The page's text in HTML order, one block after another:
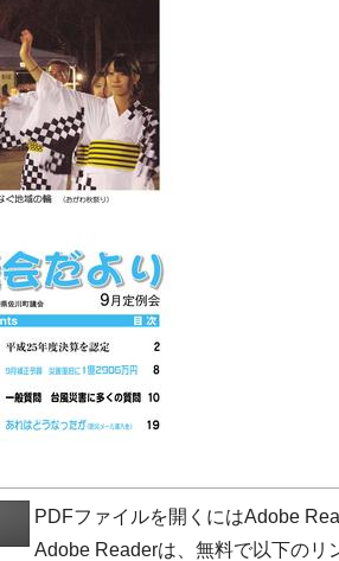
PDFファイルを開くにはAdobe
Adobe Readerは、無料で以下のリ